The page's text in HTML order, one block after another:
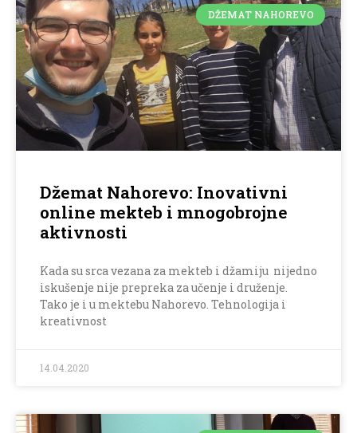
DŽEMAT NAHOREVO
Džemat Nahorevo: Inovativni
online mekteb i mnogobrojne
aktivnosti
Kada su srca vezana za mekteb i džamiju nijedno
iskušenje nije prepreka za učenje i druženje.
Tako je i u mektebu Nahorevo. Tehnologija i
kreativnost
14.04.2020